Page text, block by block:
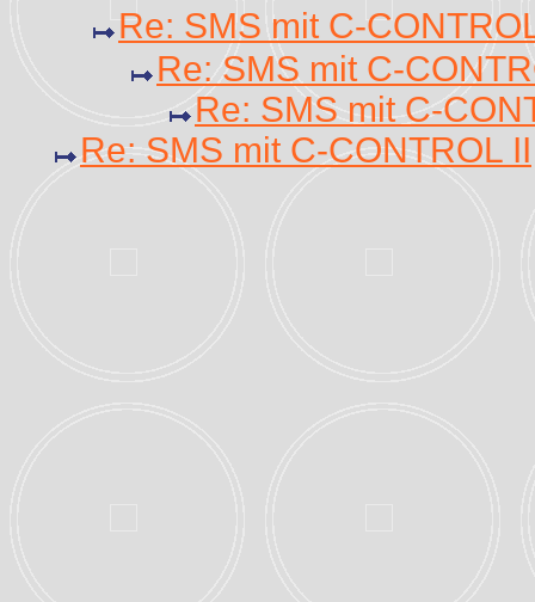
Re: SMS mit C-
Re: SMS mit C-
Re: SMS mit C-
Re: SMS mit C-CONTROL II